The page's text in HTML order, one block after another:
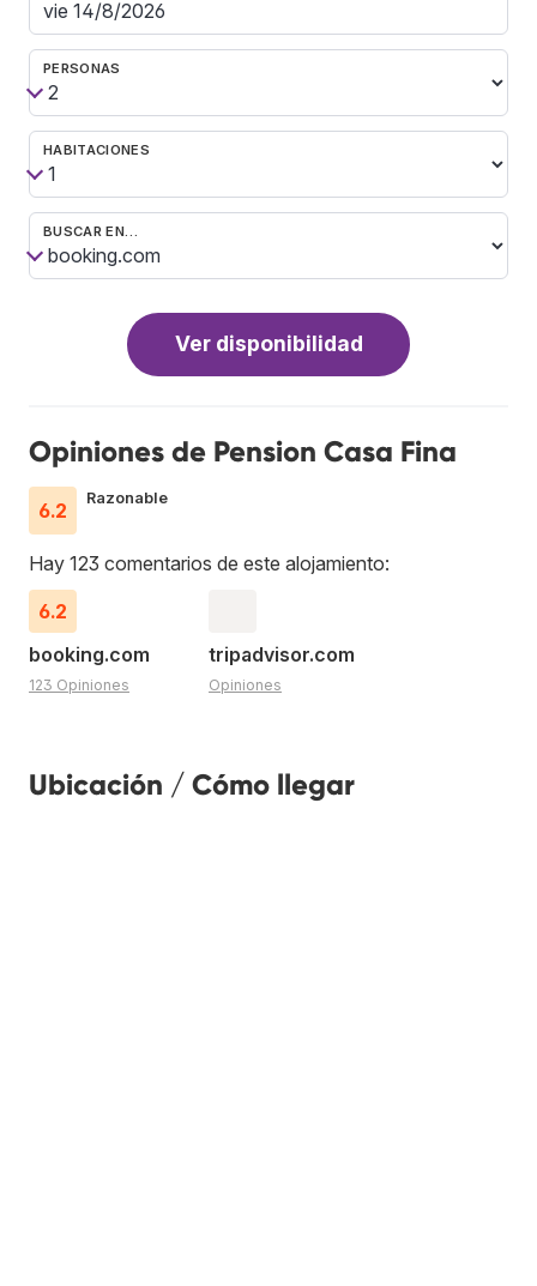
PERSONAS
HABITACIONES
BUSCAR EN…
Ver disponibilidad
Opiniones de Pension Casa Fina
6.2
Razonable
Hay 123 comentarios de este alojamiento:
6.2
booking.com
123 Opiniones
tripadvisor.com
Opiniones
Ubicación / Cómo llegar